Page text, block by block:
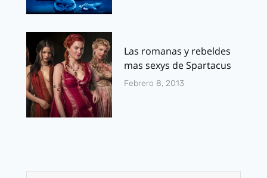
Las romanas y rebeldes
mas sexys de Spartacus
Febrero 8, 2013